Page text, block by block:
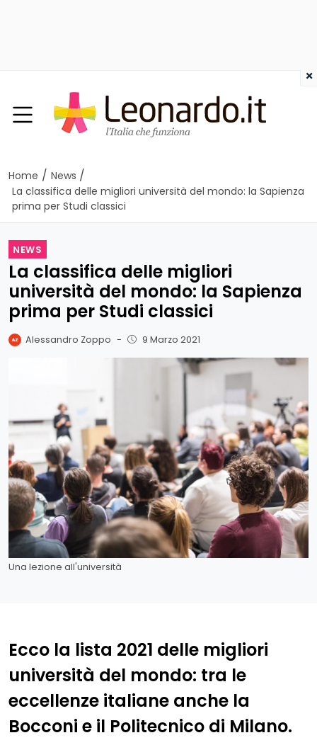
Home / News /
La classifica delle migliori università del mondo: la Sapienza
prima per Studi classici
NEWS
La classifica delle migliori
università del mondo: la Sapienza
prima per Studi classici
Alessandro Zoppo - 9 Marzo 2021
Una lezione all'università
Ecco la lista 2021 delle migliori
università del mondo: tra le
eccellenze italiane anche la
Bocconi e il Politecnico di Milano.
×